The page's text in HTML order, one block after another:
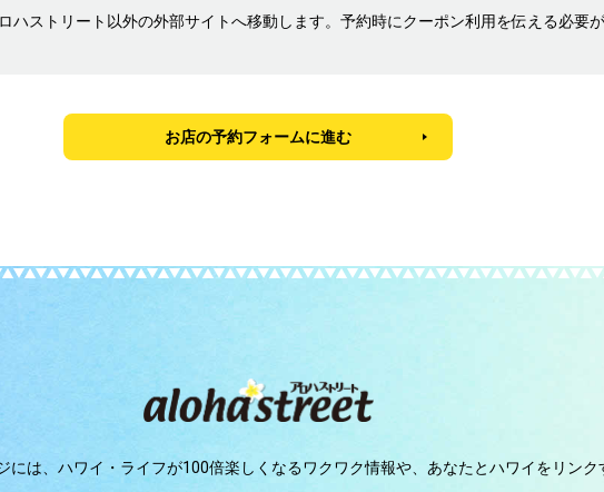
ハストリート以外の外部サイトへ移動します。予約時にクーポン利用を伝える必要
お店の予約フォームに進む
には、 ハワイ・ライフが100倍楽しくなるワクワク情報や、 あなたとハワイをリンク